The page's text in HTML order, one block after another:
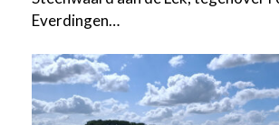
Everdingen…